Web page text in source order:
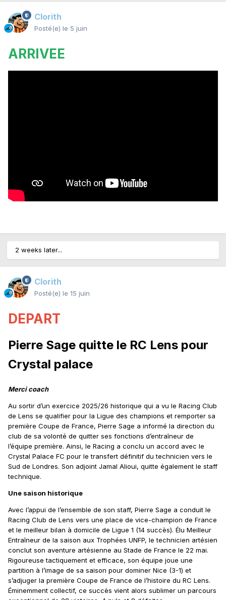
Clorith
Posté(e) le 5 juin
ARRIVEE
2 weeks later...
Clorith
Posté(e) le 15 juin
DEPART
Pierre Sage quitte le RC Lens pour
Crystal palace
Merci coach
Au sortir d’un exercice 2025/26 historique qui a vu le Racing Club
de Lens se qualifier pour la Ligue des champions et remporter sa
première Coupe de France, Pierre Sage a informé la direction du
club de sa volonté de quitter ses fonctions d’entraîneur de
l’équipe première. Ainsi, le Racing a conclu un accord avec le
Crystal Palace FC pour le transfert définitif du technicien vers le
Sud de Londres. Son adjoint Jamal Alioui, quitte également le staff
technique.
Une saison historique
Avec l’appui de l’ensemble de son staff, Pierre Sage a conduit le
Racing Club de Lens vers une place de vice-champion de France
et le meilleur bilan à domicile de Ligue 1 (14 succès). Élu Meilleur
Entraîneur de la saison aux Trophées UNFP, le technicien artésien
conclut son aventure artésienne au Stade de France le 22 mai.
Rigoureuse tactiquement et efficace, son équipe joue une
partition à l’image de sa saison pour dominer Nice (3-1) et
s’adjuger la première Coupe de France de l’histoire du RC Lens.
Éminemment collectif, ce succès vient alors sublimer un parcours